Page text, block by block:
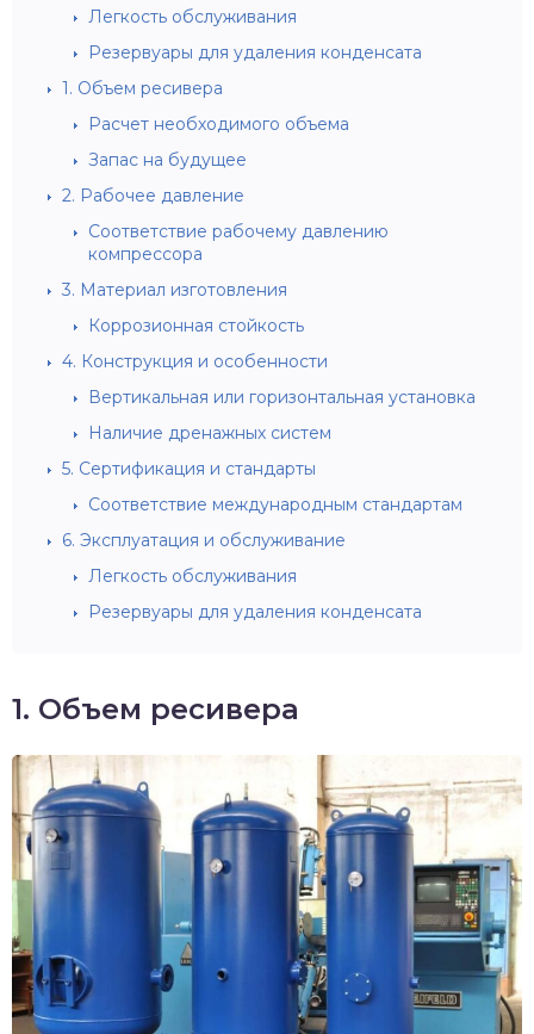
Легкость обслуживания
Резервуары для удаления конденсата
1. Объем ресивера
Расчет необходимого объема
Запас на будущее
2. Рабочее давление
Соответствие рабочему давлению
компрессора
3. Материал изготовления
Коррозионная стойкость
4. Конструкция и особенности
Вертикальная или горизонтальная установка
Наличие дренажных систем
5. Сертификация и стандарты
Соответствие международным стандартам
6. Эксплуатация и обслуживание
Легкость обслуживания
Резервуары для удаления конденсата
1. Объем ресивера